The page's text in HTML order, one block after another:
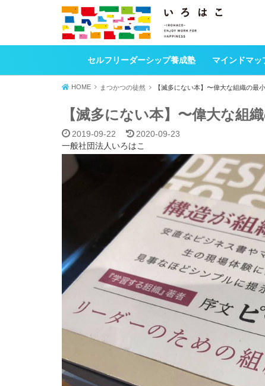
セルフリーダーシップ養成塾 マインドマッ
HOME まつかつの徒然 【滅多にない本】〜偉大な組織の最
【滅多にない本】〜偉大な組
2019-09-22
2020-09-23
一般社団法人いろはこ